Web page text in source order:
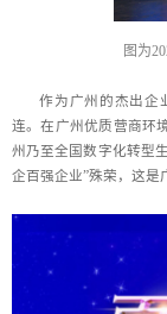
图为
作为广州的杰出企
连。在广州优质营商环
州乃至全国数字化转型
企百强企业”殊荣，这是